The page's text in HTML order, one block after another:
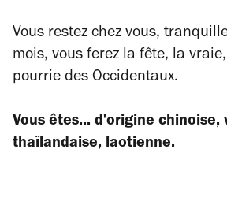
Vous restez chez vous,
mois, vous ferez la fête, la
pourrie des Occidentaux.
Vous êtes... d'origine chinoise,
thaïlandaise, laotienne.